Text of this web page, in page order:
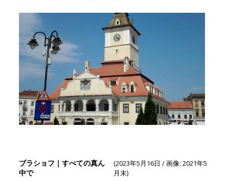
ブラショフ｜すべての真ん
中で
(2023年5月16日 / 画像: 2021年5
月末)